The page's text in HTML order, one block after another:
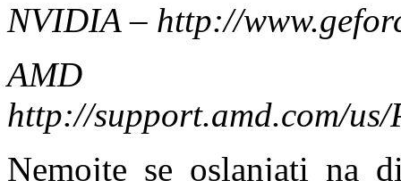
NVIDIA – http://
http://support.amd.com/
Nemojte se oslanjati na